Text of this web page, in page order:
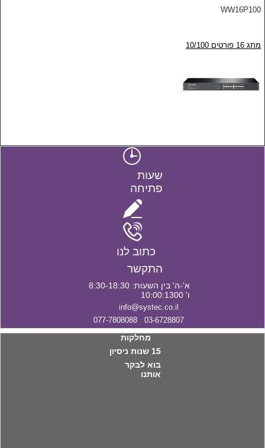
WW16P100
מתג 16 פורטים 10/100
15 שנות ניסיון
בוא לבקר
אותנו
מחלקות
שעות
פתיחה
כתוב לנו
התקשר
א'-ה' בין השעות: 8:30-18:30
ו' 10:00:1300
03-6728807 077-7808088
info@systec.co.il